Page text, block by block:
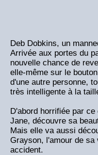
Deb Dobkins, un
Arrivée aux portes du
nouvelle chance de
elle-même sur le
d'une autre personne,
très intelligente à la
D'abord horrifiée par
Jane, découvre sa
Mais elle va aussi
Grayson, l'amour de sa
accident.